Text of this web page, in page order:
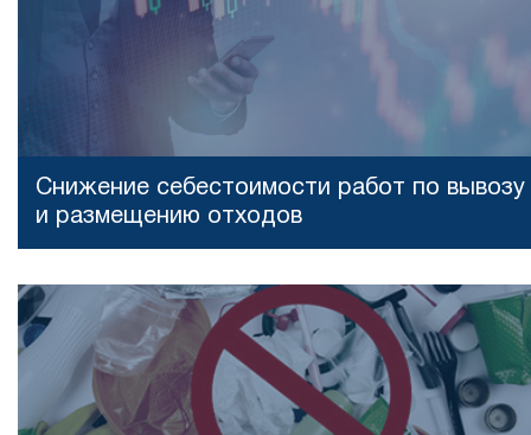
Снижение себестоимости работ по вывозу
и размещению отходов